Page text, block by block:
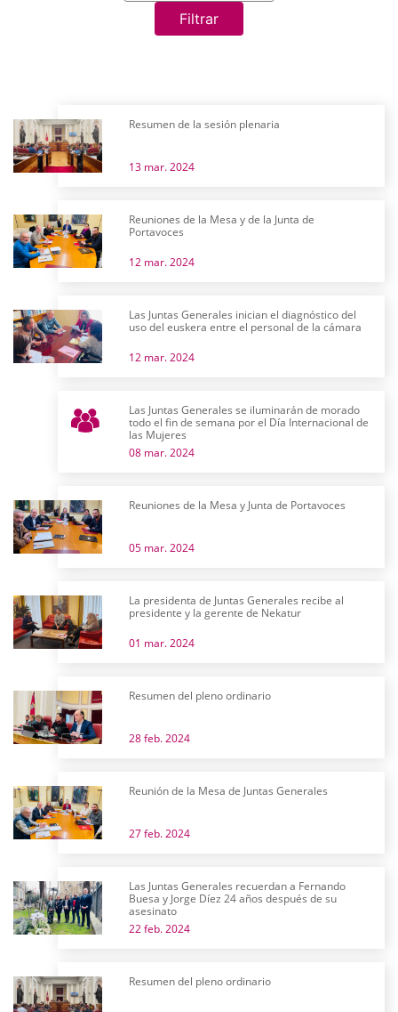
Filtrar
Resumen de la sesión plenaria
13 mar. 2024
Reuniones de la Mesa y de la Junta de
Portavoces
12 mar. 2024
Las Juntas Generales inician el diagnóstico del
uso del euskera entre el personal de la cámara
12 mar. 2024
Las Juntas Generales se iluminarán de morado
todo el fin de semana por el Día Internacional de
las Mujeres
08 mar. 2024
Reuniones de la Mesa y Junta de Portavoces
05 mar. 2024
La presidenta de Juntas Generales recibe al
presidente y la gerente de Nekatur
01 mar. 2024
Resumen del pleno ordinario
28 feb. 2024
Reunión de la Mesa de Juntas Generales
27 feb. 2024
Las Juntas Generales recuerdan a Fernando
Buesa y Jorge Díez 24 años después de su
asesinato
22 feb. 2024
Resumen del pleno ordinario